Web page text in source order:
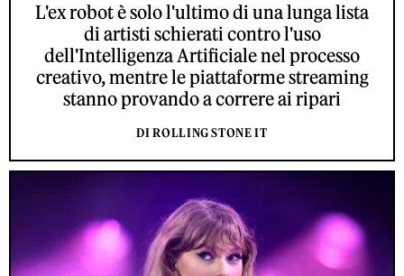
L'ex robot è solo l'ultimo di una lunga lista
di artisti schierati contro l'uso
dell'Intelligenza Artificiale nel processo
creativo, mentre le piattaforme streaming
stanno provando a correre ai ripari
DI ROLLING STONE IT